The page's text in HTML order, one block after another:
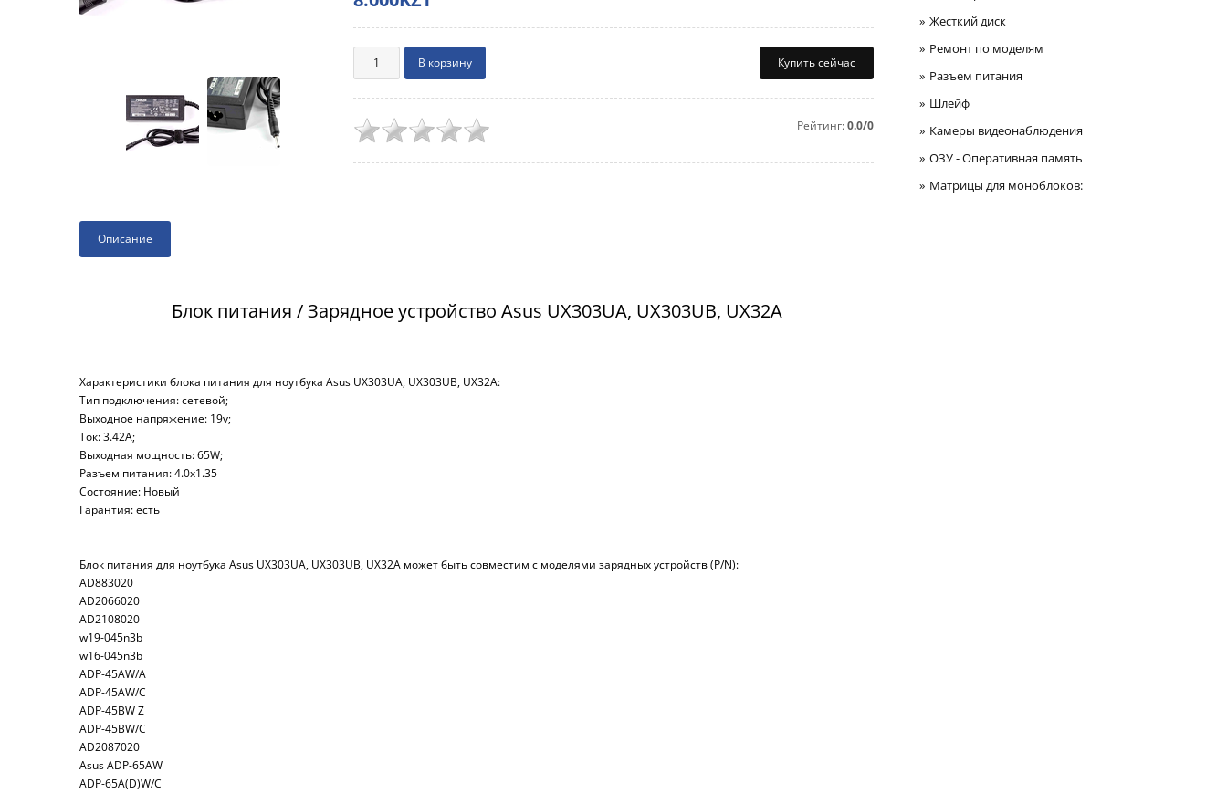
Купить сейчас
Рейтинг:0.0/0
Описание
Блок питания / Зарядное устройство Asus UX303UA, UX303UB, UX32A
Характеристики блока питания для ноутбука Asus UX303UA, UX303UB, UX32A:
Тип подключения: сетевой;
Выходное напряжение: 19v;
Ток: 3.42A;
Выходная мощность: 65W;
Разъем питания: 4.0x1.35
Состояние: Новый
Гарантия: есть
Блок питания для ноутбука Asus UX303UA, UX303UB, UX32A может быть совместим с моделями зарядных устройств (P/N):
AD883020
AD2066020
AD2108020
w19-045n3b
w16-045n3b
ADP-45AW/A
ADP-45AW/C
ADP-45BW Z
ADP-45BW/C
AD2087020
Asus ADP-65AW
ADP-65A(D)W/C
Жесткий диск
Ремонт по моделям
Разъем питания
Шлейф
Камеры видеонаблюдения
ОЗУ - Оперативная память
Матрицы для моноблоков: